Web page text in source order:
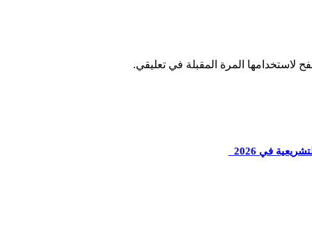
لاستخدامها المرة المقبلة في تعليقي.
في 2026